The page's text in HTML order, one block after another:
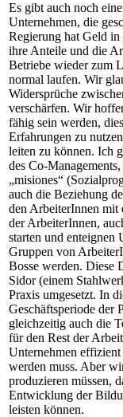
Es gibt auch noch
Unternehmen, die
Regierung hat Geld
ihre Anteile und die
Betriebe wieder zum
normal laufen. Wir
Widersprüche
verschärfen. Wir
fähig sein werden,
Erfahrungen zu
leiten zu können. Ich
des Co-
„misiones“
auch die Beziehung
den ArbeiterInnen
der ArbeiterInnen,
starten und enteignen
Gruppen von
Bosse werden. Diese
Sidor (einem
Praxis umgesetzt. In
Geschäftsperiode der
gleichzeitig auch die
für den Rest der
Unternehmen
werden muss. Aber
produzieren müssen,
Entwicklung der
leisten können.